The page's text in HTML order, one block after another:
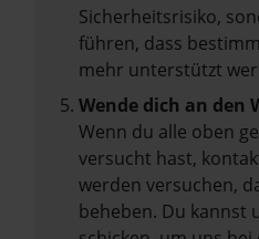
Sicherheitsrisiko,
führen, dass
mehr unterstützt
Wende dich an den
Wenn du alle oben
versucht hast,
werden versuchen,
beheben. Du kannst